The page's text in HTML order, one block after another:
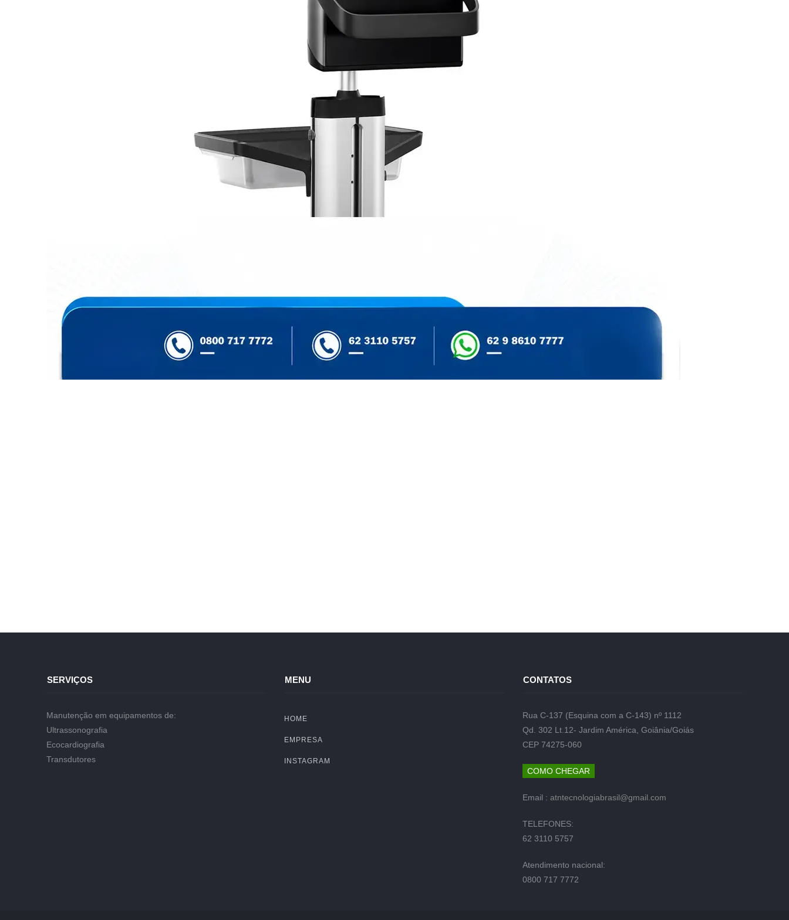
SERVIÇOS
Manutenção em equipamentos de:
Ultrassonografia
Ecocardiografia
Transdutores
MENU
HOME
EMPRESA
INSTAGRAM
CONTATOS
Rua C-137 (Esquina com a C-143) nº 1112
Qd. 302 Lt.12- Jardim América, Goiânia/Goiás
CEP 74275-060
COMO CHEGAR
Email : atntecnologiabrasil@gmail.com
TELEFONES:
62 3110 5757
Atendimento nacional:
0800 717 7772